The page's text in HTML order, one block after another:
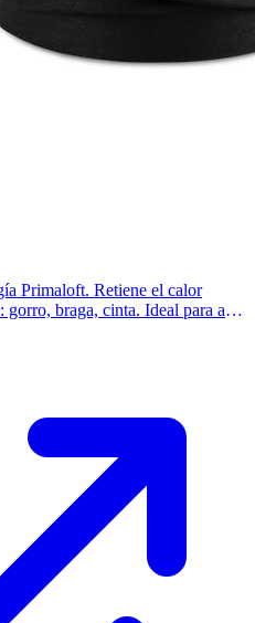
Primaloft. Retiene el calor
braga, cinta. Ideal para alta